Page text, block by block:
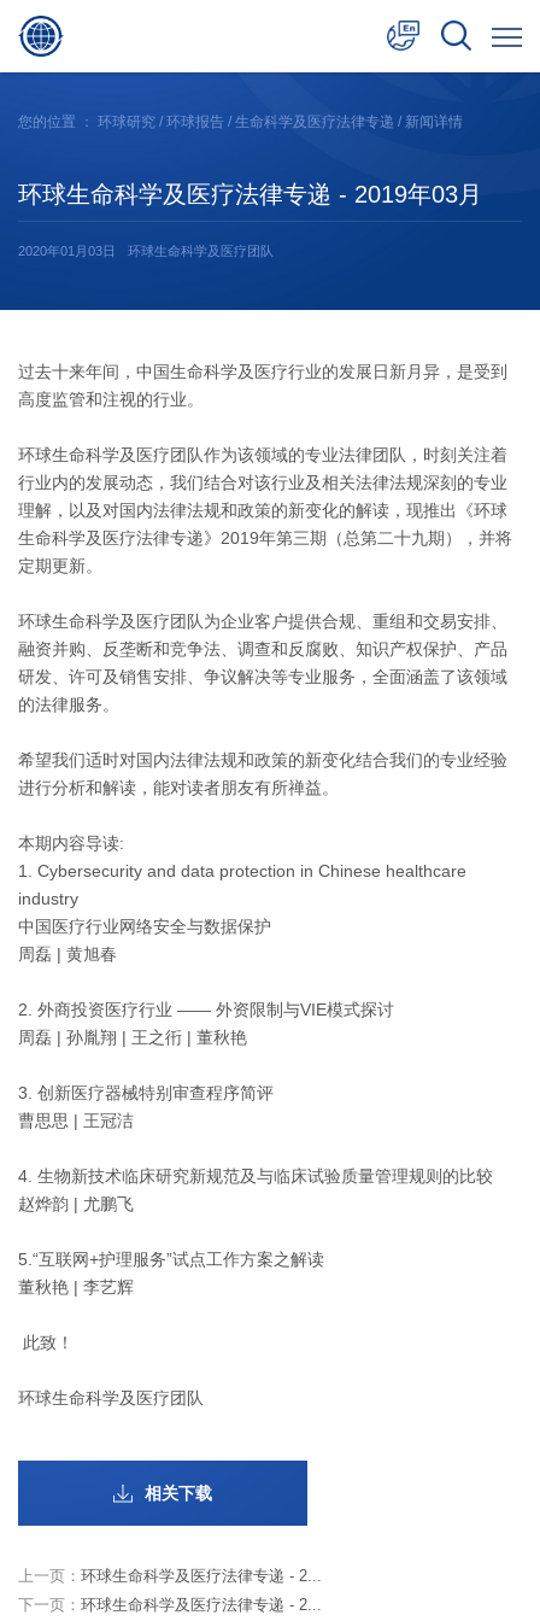
日本語
您的位置 ： 环球研究 / 环球报告 / 生命科学及医疗法律专递 / 新闻详情
环球生命科学及医疗法律专递 - 2019年03月
2020年01月03日 环球生命科学及医疗团队
过去十来年间，中国生命科学及医疗行业的发展日新月异，是受到
高度监管和注视的行业。
环球生命科学及医疗团队作为该领域的专业法律团队，时刻关注着
行业内的发展动态，我们结合对该行业及相关法律法规深刻的专业
理解，以及对国内法律法规和政策的新变化的解读，现推出《环球
生命科学及医疗法律专递》2019年第三期（总第二十九期），并将
定期更新。
环球生命科学及医疗团队为企业客户提供合规、重组和交易安排、
融资并购、反垄断和竞争法、调查和反腐败、知识产权保护、产品
研发、许可及销售安排、争议解决等专业服务，全面涵盖了该领域
的法律服务。
希望我们适时对国内法律法规和政策的新变化结合我们的专业经验
进行分析和解读，能对读者朋友有所禅益。
本期内容导读:
1. Cybersecurity and data protection in Chinese healthcare
industry
中国医疗行业网络安全与数据保护
周磊 | 黄旭春
2. 外商投资医疗行业 —— 外资限制与VIE模式探讨
周磊 | 孙胤翔 | 王之衎 | 董秋艳
3. 创新医疗器械特别审查程序简评
曹思思 | 王冠洁
4. 生物新技术临床研究新规范及与临床试验质量管理规则的比较
赵烨韵 | 尤鹏飞
5.“互联网+护理服务”试点工作方案之解读
董秋艳 | 李艺辉
此致！
环球生命科学及医疗团队
相关下载
上一页： 环球生命科学及医疗法律专递 - 2...
下一页： 环球生命科学及医疗法律专递 - 2...